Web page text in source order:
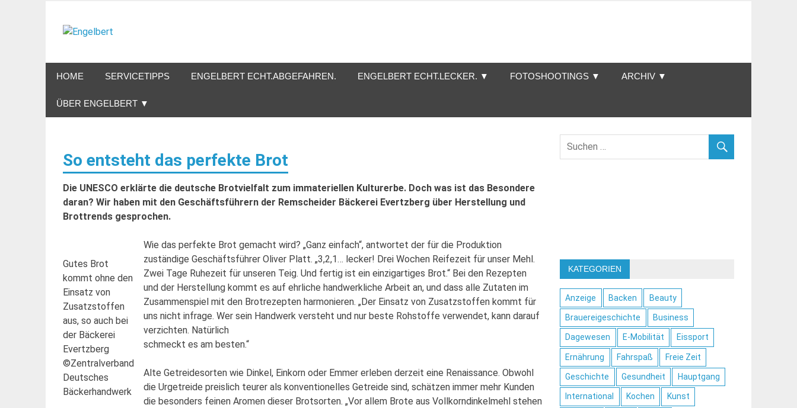
springen
HOME SERVICETIPPS ENGELBERT ECHT.ABGEFAHREN. ENGELBERT ECHT.LECKER. ▼ FOTOSHOOTINGS ▼ ARCHIV ▼
ÜBER ENGELBERT ▼
So entsteht das perfekte Brot
Die UNESCO erklärte die deutsche Brotvielfalt zum immateriellen Kulturerbe. Doch was ist das Besondere
daran? Wir haben mit den Geschäftsführern der Remscheider Bäckerei Evertzberg über Herstellung und
Brottrends gesprochen.
Gutes Brot
kommt ohne den
Einsatz von
Zusatzstoffen
aus, so auch bei
der Bäckerei
Evertzberg
©Zentralverband
Deutsches
Bäckerhandwerk
Wie das perfekte Brot gemacht wird? „Ganz einfach“, antwortet der für die Produktion
zuständige Geschäftsführer Oliver Platt. „3,2,1… lecker! Drei Wochen Reifezeit für unser Mehl.
Zwei Tage Ruhezeit für unseren Teig. Und fertig ist ein einzigartiges Brot.“ Bei den Rezepten
und der Herstellung kommt es auf ehrliche handwerkliche Arbeit an, und dass alle Zutaten im
Zusammenspiel mit den Brotrezepten harmonieren. „Der Einsatz von Zusatzstoffen kommt für
uns nicht infrage. Wer sein Handwerk versteht und nur beste Rohstoffe verwendet, kann darauf
verzichten. Natürlich
schmeckt es am besten.“
Alte Getreidesorten wie Dinkel, Einkorn oder Emmer erleben derzeit eine Renaissance. Obwohl
die Urgetreide preislich teurer als konventionelles Getreide sind, schätzen immer mehr Kunden
die besonders feinen Aromen dieser Brotsorten. „Vor allem Brote aus Vollkorndinkelmehl stehen
KATEGORIEN
Anzeige Backen Beauty
Brauereigeschichte Business
Dagewesen E-Mobilität Eissport
Ernährung Fahrspaß Freie Zeit
Geschichte Gesundheit Hauptgang
International Kochen Kunst